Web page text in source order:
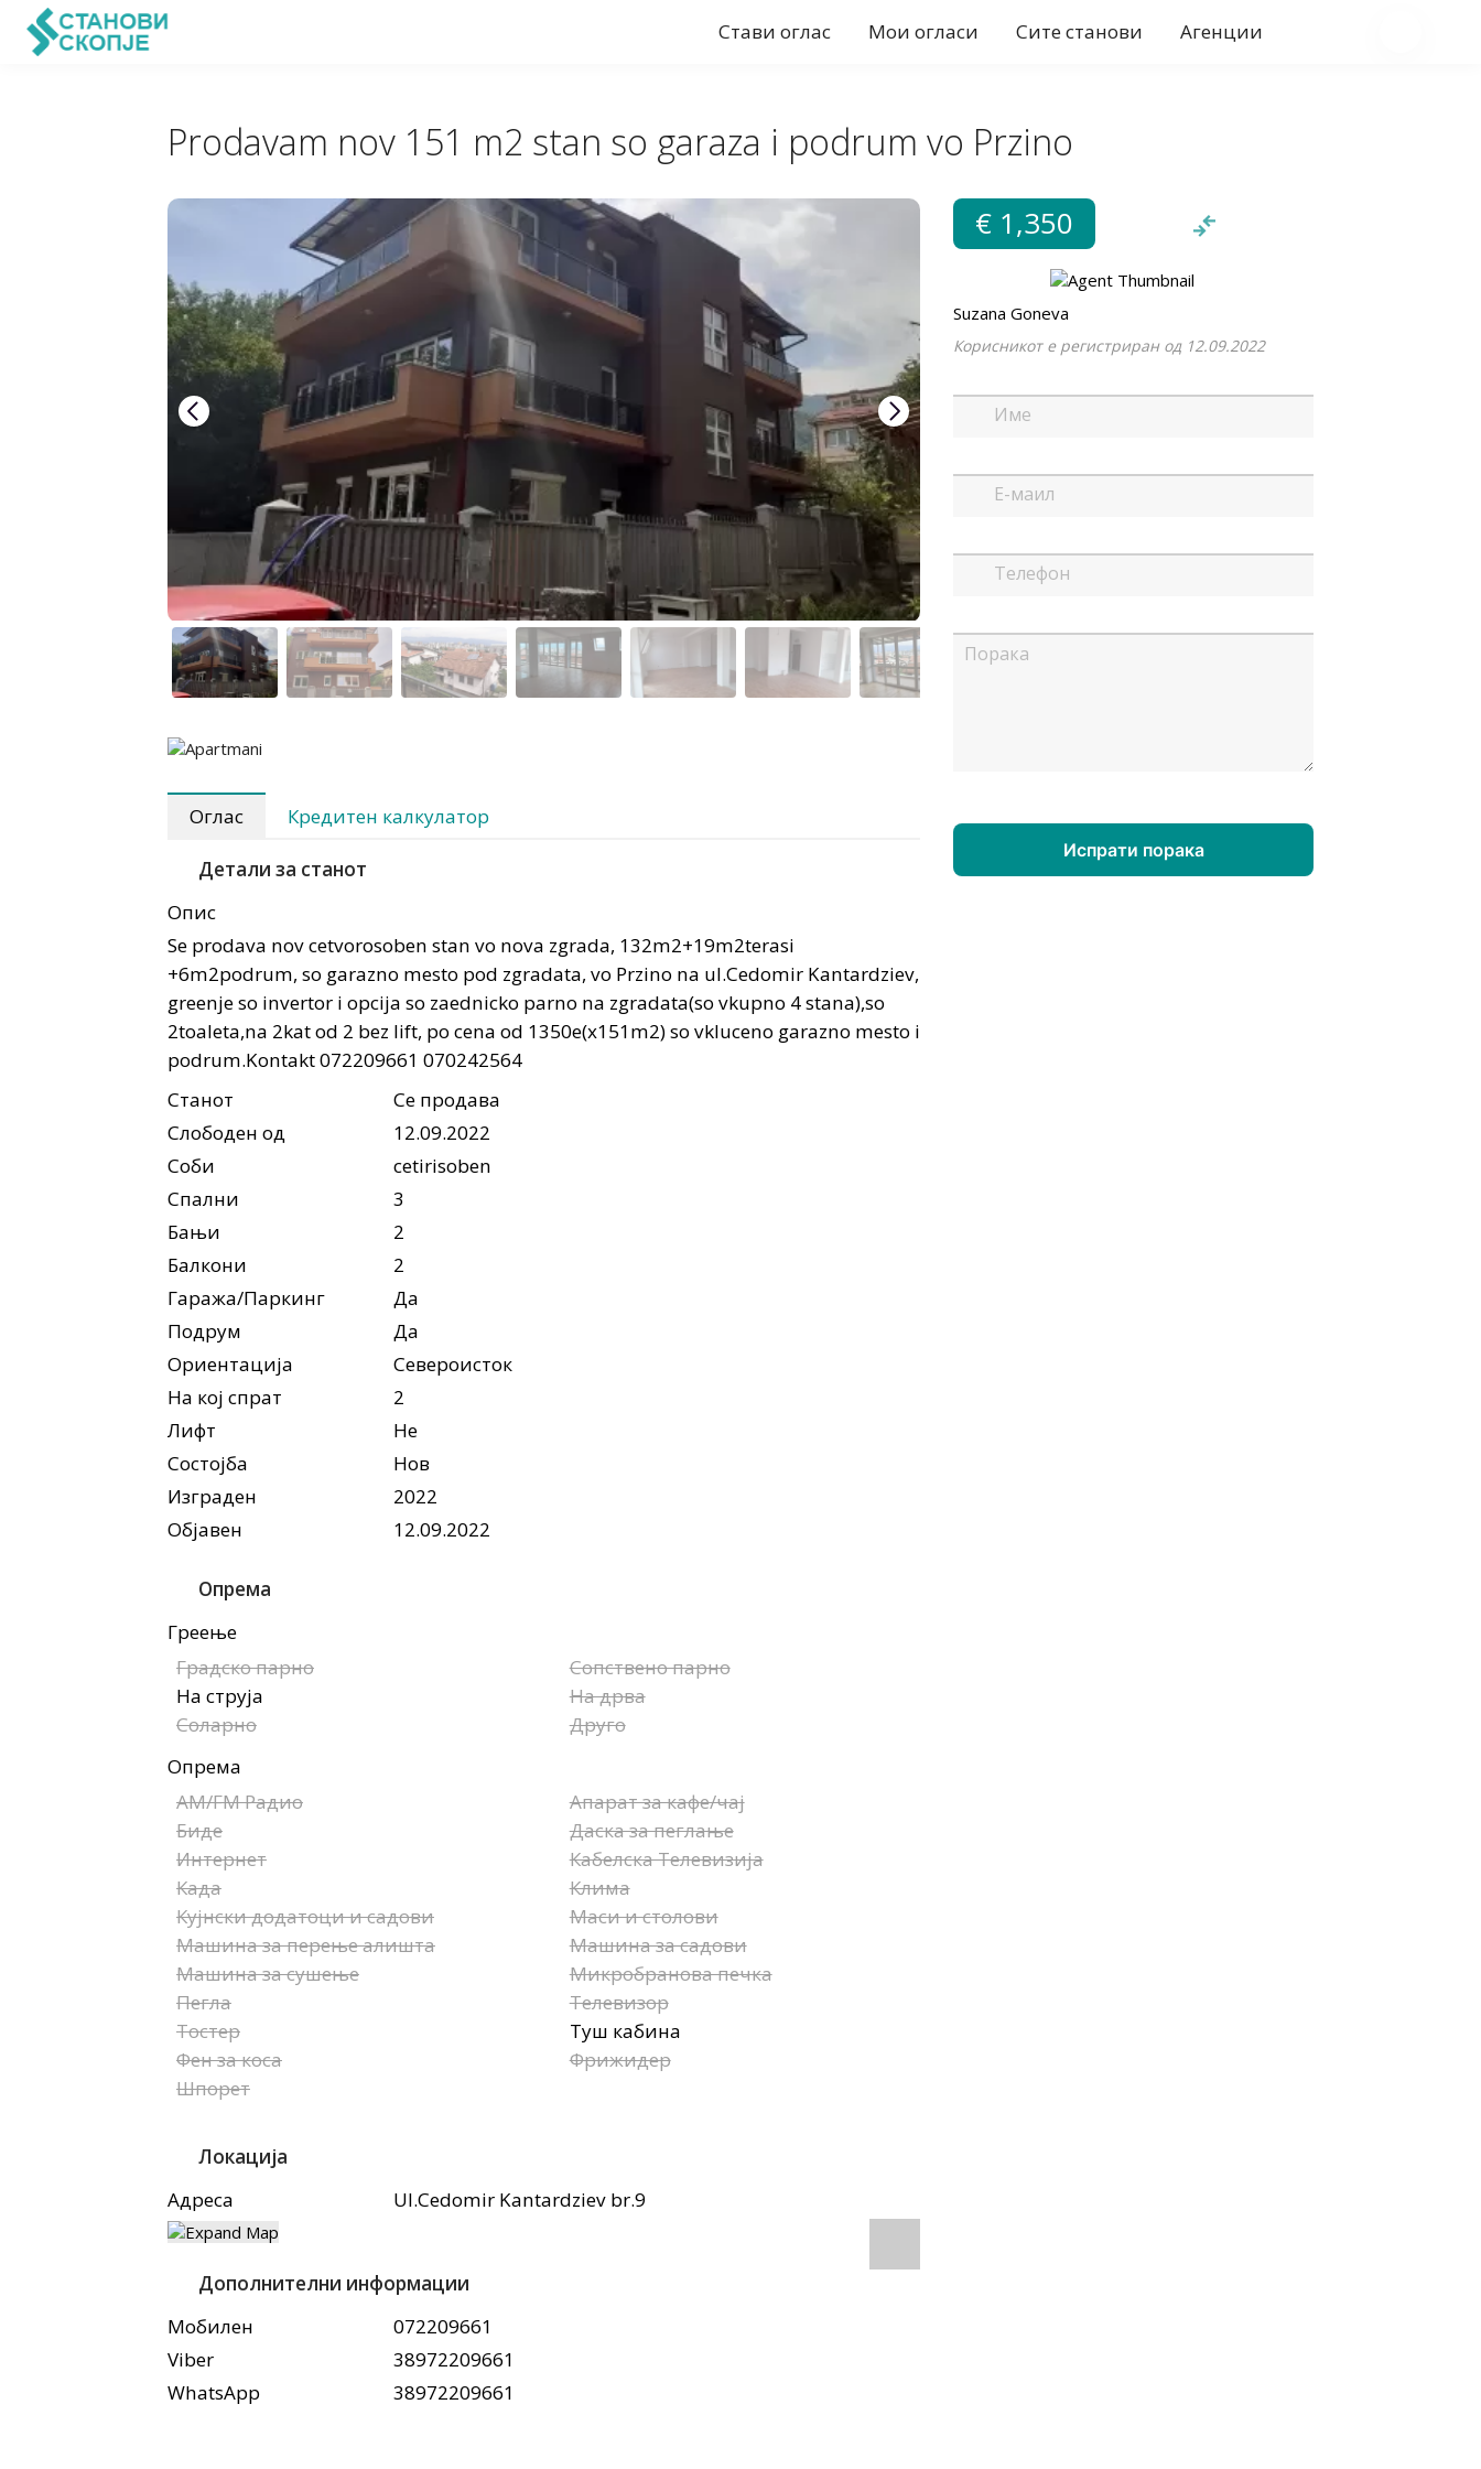
Стави оглас Мои огласи Сите станови Агенции
Prodavam nov 151 m2 stan so garaza i podrum vo Przino
Оглас Кредитен калкулатор
Детали за станот
Опис
Se prodava nov cetvorosoben stan vo nova zgrada, 132m2+19m2terasi
+6m2podrum, so garazno mesto pod zgradata, vo Przino na ul.Cedomir Kantardziev,
greenje so invertor i opcija so zaednicko parno na zgradata(so vkupno 4 stana),so
2toaleta,na 2kat od 2 bez lift, po cena od 1350e(x151m2) so vkluceno garazno mesto i
podrum.Kontakt 072209661 070242564
Станот
Се продава
Слободен од
12.09.2022
Соби
cetirisoben
Спални
3
Бањи
2
Балкони
2
Гаража/Паркинг
Да
Подрум
Да
Ориентација
Североисток
На кој спрат
2
Лифт
Не
Состојба
Нов
Изграден
2022
Објавен
12.09.2022
Опрема
Греење
Градско парно
Сопствено парно
На струја
На дрва
Соларно
Друго
Опрема
AM/FM Радио
Апарат за кафе/чај
Биде
Даска за пеглање
Интернет
Кабелска Телевизија
Када
Клима
Кујнски додатоци и садови
Маси и столови
Машина за перење алишта
Машина за садови
Машина за сушење
Микробранова печка
Пегла
Телевизор
Тостер
Туш кабина
Фен за коса
Фрижидер
Шпорет
Локација
Адреса
Ul.Cedomir Kantardziev br.9
Дополнителни информации
Мобилен
072209661
Viber
38972209661
WhatsApp
38972209661
€ 1,350
Suzana Goneva
Корисникот е регистриран од 12.09.2022